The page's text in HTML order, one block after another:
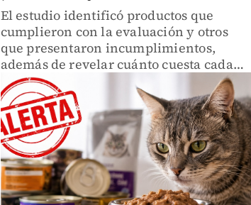
El estudio identificó productos que
cumplieron con la evaluación y otros
que presentaron incumplimientos,
además de revelar cuánto cuesta cada
uno.